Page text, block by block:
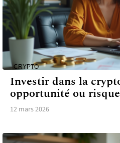
CRYPTO
Investir dans la
opportunité ou
12 mars 2026